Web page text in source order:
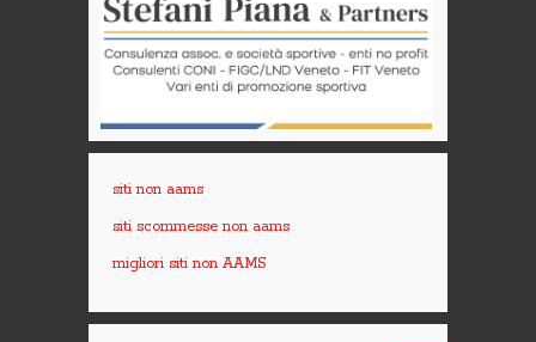
siti non aams
siti scommesse non aams
migliori siti non AAMS